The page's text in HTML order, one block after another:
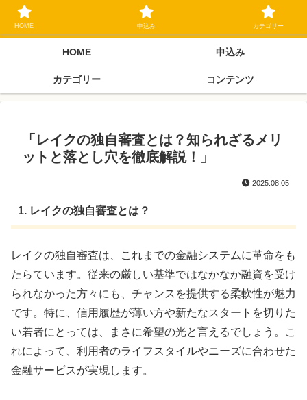
ブラックリスト長期延滞中でもOK 独自審査フリーローン 在籍確認なしの街
金クローネにご相談ください
HOME 申込み
カテゴリー コンテンツ
「レイクの独自審査とは？知られざるメリ
ットと落とし穴を徹底解説！」
2025.08.05
1. レイクの独自審査とは？
レイクの独自審査は、これまでの金融システムに革命をも
たらています。従来の厳しい基準ではなかなか融資を受け
られなかった方々にも、チャンスを提供する柔軟性が魅力
です。特に、信用履歴が薄い方や新たなスタートを切りた
い若者にとっては、まさに希望の光と言えるでしょう。こ
れによって、利用者のライフスタイルやニーズに合わせた
金融サービスが実現します。
HOME 申込み カテゴリー